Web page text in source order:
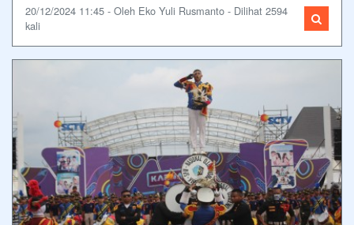
20/12/2024 11:45 - Oleh Eko Yuli Rusmanto - Dilihat 2594
kali